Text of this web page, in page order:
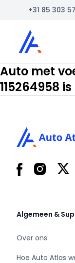
+31 85 303
Auto Atlas
Auto met
115264958
FacebookInstagram
X
Algemeen &
Over ons
Hoe Auto Atlas